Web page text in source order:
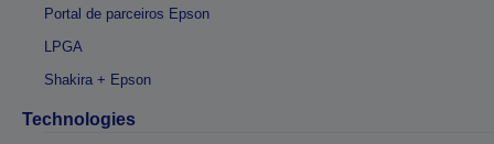
Portal de parceiros Epson
LPGA
Shakira + Epson
Technologies